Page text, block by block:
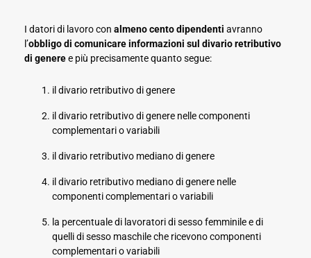
I datori di lavoro con almeno cento dipendenti avranno
l’obbligo di comunicare informazioni sul divario retributivo
di generee più precisamente quanto segue:
il divario retributivo di genere
il divario retributivo di genere nelle componenti
complementari o variabili
il divario retributivo mediano di genere
il divario retributivo mediano di genere nelle
componenti complementari o variabili
la percentuale di lavoratori di sesso femminile e di
quelli di sesso maschile che ricevono componenti
complementari o variabili